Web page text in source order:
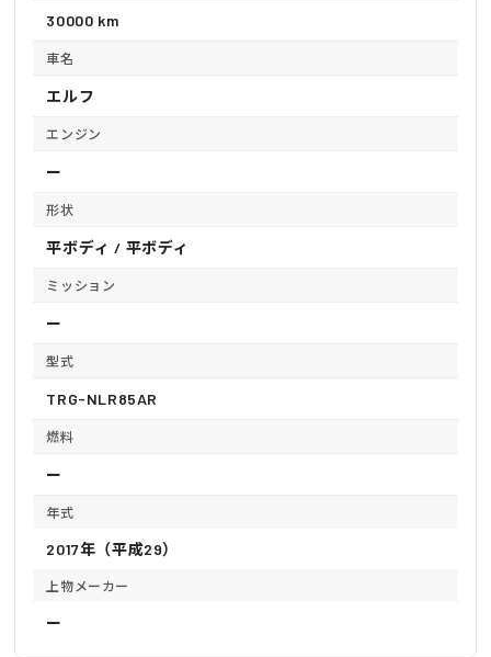
30000 km
車名
エルフ
エンジン
ー
形状
平ボディ / 平ボディ
ミッション
ー
型式
TRG-NLR85AR
燃料
ー
年式
2017年（平成29）
上物メーカー
ー